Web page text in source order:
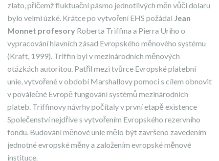
zlato, přičemž fluktuační pásmo jednotlivých měn vůči dolaru
bylo velmi úzké. Krátce po vytvoření EHS požádal Jean
Monnet profesory Roberta Triffina a Pierra Uriho o
vypracování hlavních zásad Evropského měnového systému
(Kraft, 1999). Triffin byl v mezinárodních měnových
otázkách autoritou. Patřil mezi tvůrce Evropské platební
unie, vytvořené v období Marshallovy pomoci s cílem obnovit
v poválečné Evropě fungování systémů mezinárodních
plateb. Triffinovy návrhy počítaly v první etapě existence
Společenství nejdříve s vytvořením Evropského rezervního
fondu. Budování měnové unie mělo být završeno zavedením
jednotné evropské měny a založením evropské měnové
instituce.